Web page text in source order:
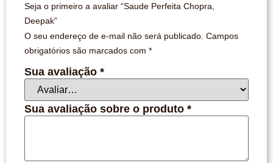
Seja o primeiro a avaliar “Saude Perfeita Chopra,
Deepak”
O seu endereço de e-mail não será publicado. Campos
obrigatórios são marcados com *
Sua avaliação *
Sua avaliação sobre o produto *